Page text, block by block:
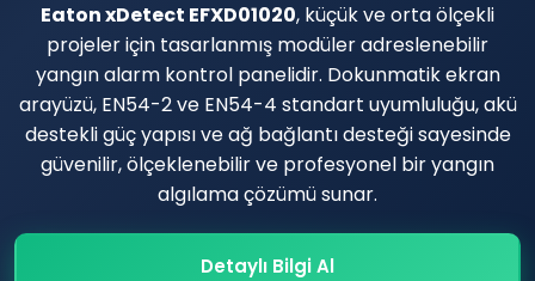
Eaton xDetect EFXD01020, küçük ve orta ölçekli
projeler için tasarlanmış modüler adreslenebilir
yangın alarm kontrol panelidir. Dokunmatik ekran
arayüzü, EN54-2 ve EN54-4 standart uyumluluğu, akü
destekli güç yapısı ve ağ bağlantı desteği sayesinde
güvenilir, ölçeklenebilir ve profesyonel bir yangın
algılama çözümü sunar.
Detaylı Bilgi Al